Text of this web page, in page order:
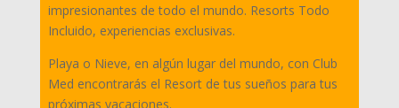
impresionantes de todo el mundo. Resorts Todo
Incluido, experiencias exclusivas.
Playa o Nieve, en algún lugar del mundo, con Club
Med encontrarás el Resort de tus sueños para tus
próximas vacaciones.